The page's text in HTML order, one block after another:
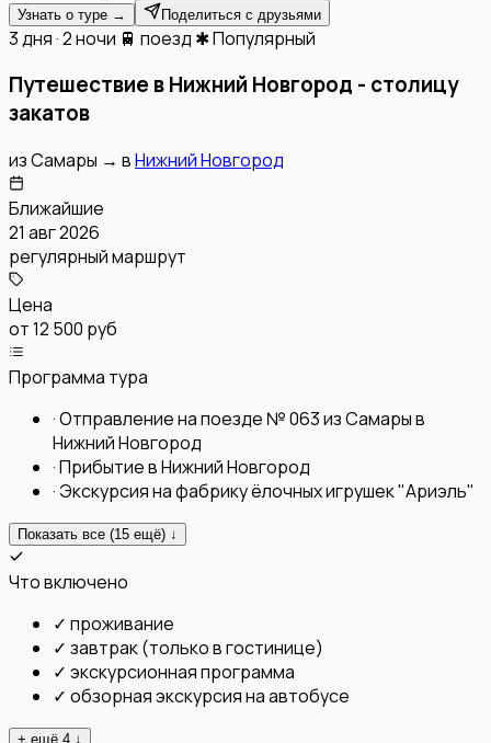
Узнать о туре → Поделиться с друзьями
3 дня · 2 ночи 🚆 поезд ✱ Популярный
Путешествие в Нижний Новгород - столицу
закатов
изСамары → вНижний Новгород
Ближайшие
21 авг 2026
регулярный маршрут
Цена
от12 500 руб
Программа тура
·Отправление на поезде № 063 из Самары в
Нижний Новгород
·Прибытие в Нижний Новгород
· Экскурсия на фабрику ёлочных игрушек "Ариэль"
Показать все (15 ещё) ↓
Что включено
✓ проживание
✓ завтрак (только в гостинице)
✓ экскурсионная программа
✓ обзорная экскурсия на автобусе
+ ещё 4 ↓